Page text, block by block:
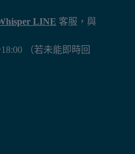
LINE 客服，與
（若未能即時回